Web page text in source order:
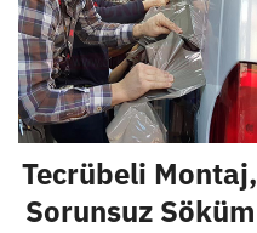
Tecrübeli Montaj,
Sorunsuz Söküm